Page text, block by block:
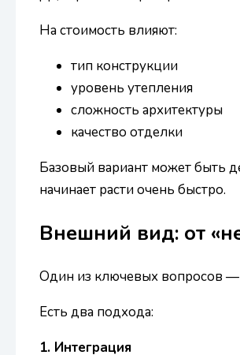
На стоимость влияют:
тип конструкции
уровень утепления
сложность архитектуры
качество отделки
Базовый вариант может быть
начинает расти очень быстро.
Внешний вид: от
Один из ключевых вопросов —
Есть два подхода:
1. Интеграция